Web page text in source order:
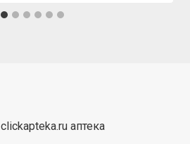
аптека